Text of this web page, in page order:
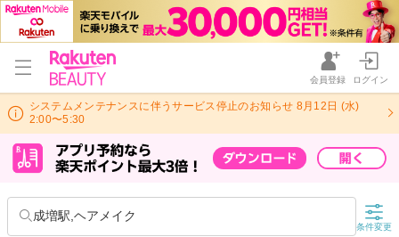
会員登録 ログイン
システムメンテナンスに伴うサービス停止のお知らせ 8月12日 (水)
2:00〜5:30
成増駅,ヘアメイク
条件変更